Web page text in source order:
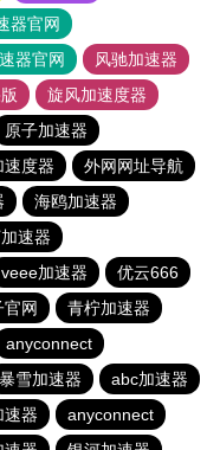
器官网
器官网
风驰加速器
旋风加速度器
原子加速器
速度器
外网网址导航
海鸥加速器
速器
veee加速器
优云666
官网
青柠加速器
anyconnect
暴雪加速器
abc加速器
速器
anyconnect